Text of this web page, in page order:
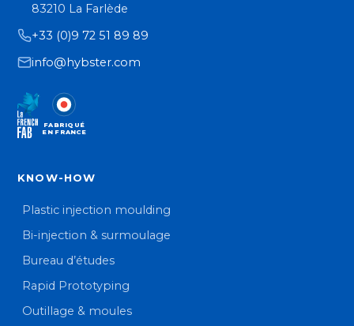
83210 La Farlède
+33 (0)9 72 51 89 89
info@hybster.com
FABRIQUÉ
EN FRANCE
KNOW-HOW
Plastic injection moulding
Bi-injection & surmoulage
Bureau d’études
Rapid Prototyping
Outillage & moules